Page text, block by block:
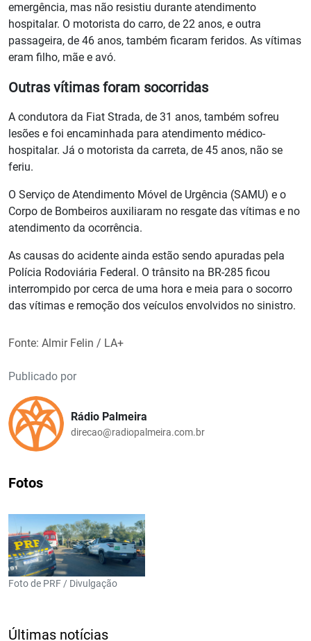
emergência, mas não resistiu durante atendimento
hospitalar. O motorista do carro, de 22 anos, e outra
passageira, de 46 anos, também ficaram feridos. As vítimas
eram filho, mãe e avó.
Outras vítimas foram socorridas
A condutora da Fiat Strada, de 31 anos, também sofreu
lesões e foi encaminhada para atendimento médico-
hospitalar. Já o motorista da carreta, de 45 anos, não se
feriu.
O Serviço de Atendimento Móvel de Urgência (SAMU) e o
Corpo de Bombeiros auxiliaram no resgate das vítimas e no
atendimento da ocorrência.
As causas do acidente ainda estão sendo apuradas pela
Polícia Rodoviária Federal. O trânsito na BR-285 ficou
interrompido por cerca de uma hora e meia para o socorro
das vítimas e remoção dos veículos envolvidos no sinistro.
Fonte: Almir Felin / LA+
Publicado por
Rádio Palmeira
direcao@radiopalmeira.com.br
Fotos
Foto de PRF / Divulgação
Últimas notícias